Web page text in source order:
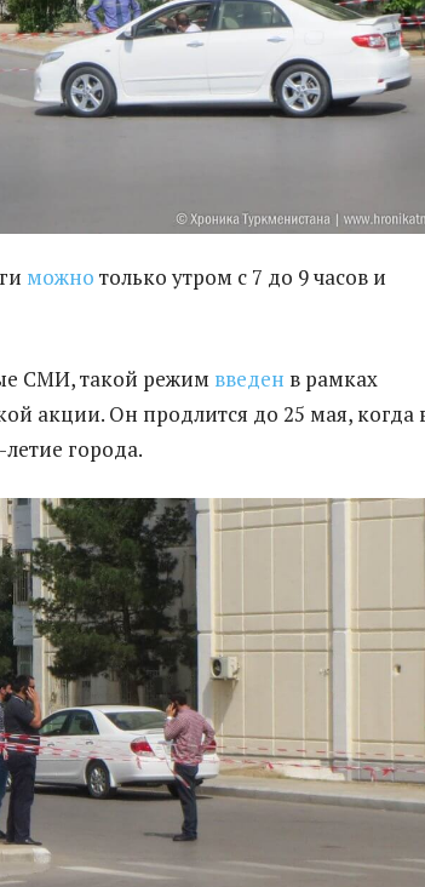
можно только утром с 7 до 9 часов и
СМИ, такой режим введен в рамках
акции. Он продлится до 25 мая, когда
города.